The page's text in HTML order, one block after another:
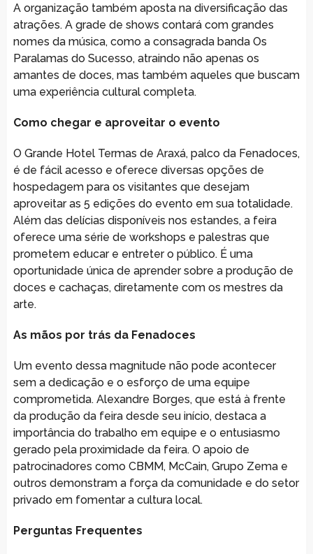
A organização também aposta na diversificação das
atrações. A grade de shows contará com grandes
nomes da música, como a consagrada banda Os
Paralamas do Sucesso, atraindo não apenas os
amantes de doces, mas também aqueles que buscam
uma experiência cultural completa.
Como chegar e aproveitar o evento
O Grande Hotel Termas de Araxá, palco da Fenadoces,
é de fácil acesso e oferece diversas opções de
hospedagem para os visitantes que desejam
aproveitar as 5 edições do evento em sua totalidade.
Além das delícias disponíveis nos estandes, a feira
oferece uma série de workshops e palestras que
prometem educar e entreter o público. É uma
oportunidade única de aprender sobre a produção de
doces e cachaças, diretamente com os mestres da
arte.
As mãos por trás da Fenadoces
Um evento dessa magnitude não pode acontecer
sem a dedicação e o esforço de uma equipe
comprometida. Alexandre Borges, que está à frente
da produção da feira desde seu início, destaca a
importância do trabalho em equipe e o entusiasmo
gerado pela proximidade da feira. O apoio de
patrocinadores como CBMM, McCain, Grupo Zema e
outros demonstram a força da comunidade e do setor
privado em fomentar a cultura local.
Perguntas Frequentes